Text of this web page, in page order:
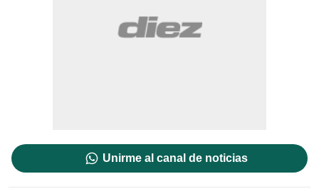
Unirme al canal de noticias